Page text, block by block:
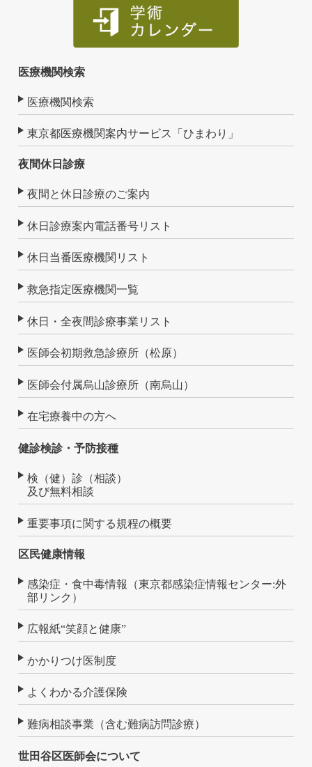
医療機関検索
医療機関検索
東京都医療機関案内サービス「ひまわり」
夜間休日診療
夜間と休日診療のご案内
休日診療案内電話番号リスト
休日当番医療機関リスト
救急指定医療機関一覧
休日・全夜間診療事業リスト
医師会初期救急診療所（松原）
医師会付属烏山診療所（南烏山）
在宅療養中の方へ
健診検診・予防接種
検（健）診（相談）
及び無料相談
重要事項に関する規程の概要
区民健康情報
感染症・食中毒情報（東京都感染症情報センター:外
部リンク）
広報紙“笑顔と健康”
かかりつけ医制度
よくわかる介護保険
難病相談事業（含む難病訪問診療）
世田谷区医師会について